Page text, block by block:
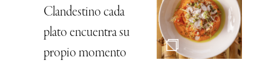
Clandestino cada
plato encuentra su
propio momento